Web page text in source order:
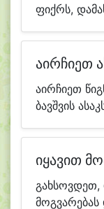
ფიქრს,
აირჩიეთ
აირჩიეთ
ბავშვის
იყავით